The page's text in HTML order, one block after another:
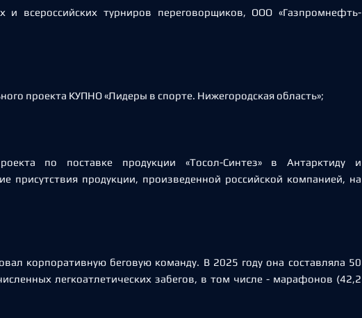
и всероссийских турниров переговорщиков, ООО «Газпромнефть-
проекта КУПНО «Лидеры в спорте. Нижегородская область»;
по поставке продукции «Тосол-Синтез» в Антарктиду и
присутствия продукции, произведенной российской компанией, на
корпоративную беговую команду. В 2025 году она составляла 50
легкоатлетических забегов, в том числе - марафонов (42,2